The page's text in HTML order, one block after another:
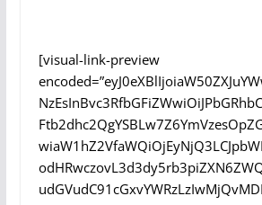
[visual-link-preview